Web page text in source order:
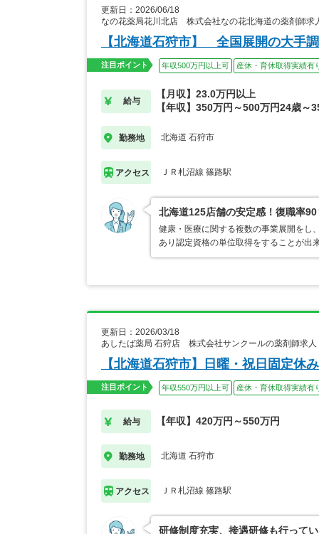
更新日：2026/06/18
なの花薬局花川北店 株式会社なの花北海道の薬剤師求
【北海道石狩市】 全国展開の大手
注目ポイント 年収500万円以上可 産休・育休取得実績有
給与
【月収】23.0万円以上
【年収】350万円～500万円24歳～
勤務地 北海道 石狩市
アクセス ＪＲ札沼線 篠路駅
北海道125店舗の安定感！復職率
健康・医療に関する複数の事業展開をし
あり認定資格の単位取得をすることが
更新日：2026/03/18
あしたば薬局 石狩店 株式会社サンクールの薬剤師求人
【北海道石狩市】日曜・祝日固定
注目ポイント 年収550万円以上可 産休・育休取得実績有
給与 【年収】420万円～550万円
勤務地 北海道 石狩市
アクセス ＪＲ札沼線 篠路駅
研修制度充実、接遇研修も行って